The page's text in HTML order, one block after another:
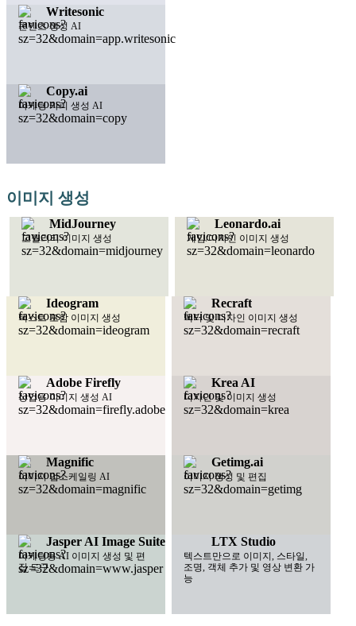
Writesonic
콘텐츠 생성 AI
Copy.ai
마케팅 카피 생성 AI
이미지 생성
MidJourney
고퀄리티 이미지 생성
Leonardo.ai
게임/디자인 이미지 생성
Ideogram
텍스트 포함 이미지 생성
Recraft
벡터 및 디자인 이미지 생성
Adobe Firefly
상업용 이미지 생성 AI
Krea AI
디자인 및 이미지 생성
Magnific
이미지 업스케일링 AI
Getimg.ai
이미지 생성 및 편집
Jasper AI Image Suite
마케팅용 AI 이미지 생성 및 편
집 도구
LTX Studio
텍스트만으로 이미지, 스타일,
조명, 객체 추가 및 영상 변환 가
능